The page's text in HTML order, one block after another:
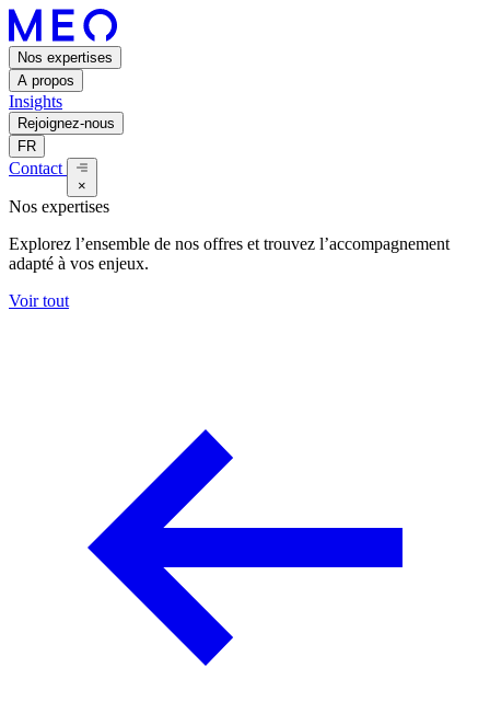
Nos expertises
A propos
Insights
Rejoignez-nous
FR
Contact
×
Nos expertises
Explorez l’ensemble de nos offres et trouvez l’accompagnement
adapté à vos enjeux.
Voir tout